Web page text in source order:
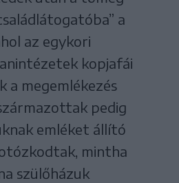
a
az egykori
kopjafái
a megemlékezés
pedig
emléket állító
mintha
szülőházuk